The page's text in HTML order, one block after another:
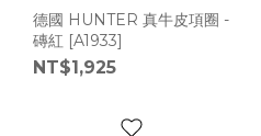
德國 HUNTER 真牛皮項圈 -
磚紅 [A1933]
NT$1,925